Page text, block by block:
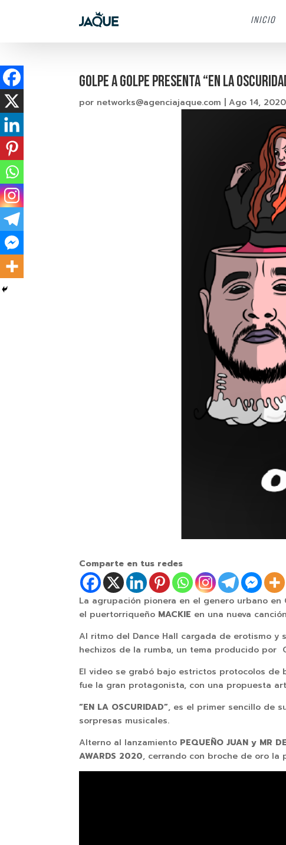
INICIO
GOLPE A GOLPE PRESENTA “EN LA
por networks@agenciajaque.com |Ago 14, 2020
Comparte en tus redes
La agrupación pionera en el genero urbano en
el puertorriqueño MACKIE en una nueva
Al ritmo del Dance Hall cargada de erotismo
hechizos de la rumba, un tema producido por
El video se grabó bajo estrictos protocolos
fue la gran protagonista, con una propuesta
“EN LA OSCURIDAD”, es el primer sencillo de
sorpresas musicales.
Alterno al lanzamiento PEQUEÑO JUAN y MR
AWARDS 2020, cerrando con broche de oro la